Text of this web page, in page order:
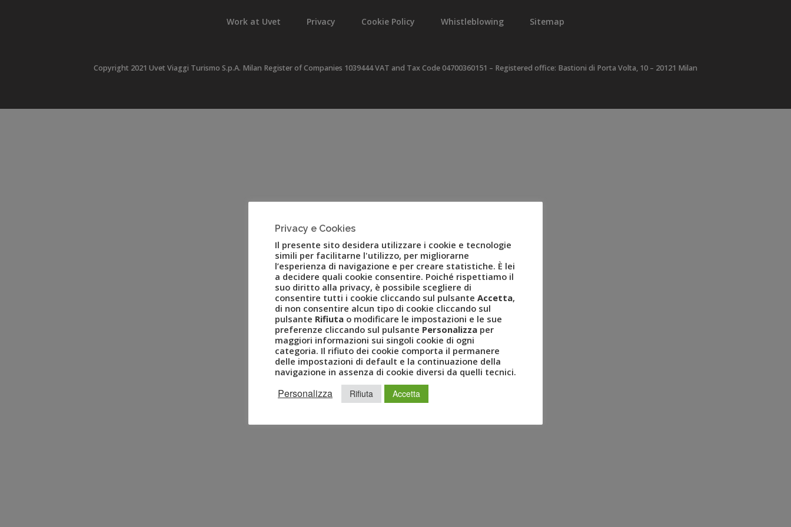
Work at Uvet Privacy Cookie Policy Whistleblowing Sitemap
Copyright 2021 Uvet Viaggi Turismo S.p.A. Milan Register of Companies 1039444 VAT and Tax Code 04700360151 – Registered office: Bastioni di Porta Volta, 10 – 20121 Milan
Privacy e Cookies
Il presente sito desidera utilizzare i cookie e tecnologie
simili per facilitarne l'utilizzo, per migliorarne
l’esperienza di navigazione e per creare statistiche. È lei
a decidere quali cookie consentire. Poiché rispettiamo il
suo diritto alla privacy, è possibile scegliere di
consentire tutti i cookie cliccando sul pulsante Accetta,
di non consentire alcun tipo di cookie cliccando sul
pulsante Rifiuta o modificare le impostazioni e le sue
preferenze cliccando sul pulsante Personalizza per
maggiori informazioni sui singoli cookie di ogni
categoria. Il rifiuto dei cookie comporta il permanere
delle impostazioni di default e la continuazione della
navigazione in assenza di cookie diversi da quelli tecnici.
Personalizza Rifiuta Accetta